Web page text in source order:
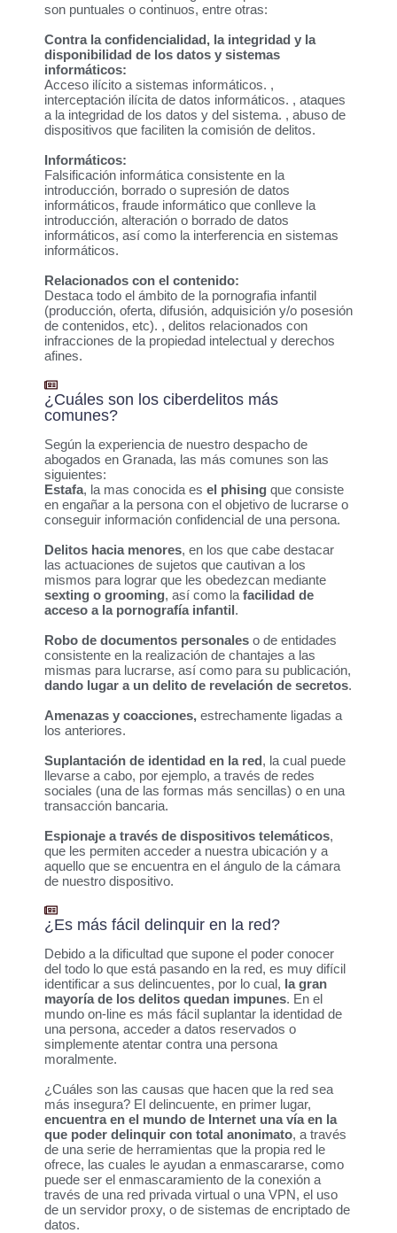
son puntuales o continuos, entre otras:
Contra la confidencialidad, la integridad y la
disponibilidad de los datos y sistemas
informáticos:
Acceso ilícito a sistemas informáticos. ,
interceptación ilícita de datos informáticos. , ataques
a la integridad de los datos y del sistema. , abuso de
dispositivos que faciliten la comisión de delitos.
Informáticos:
Falsificación informática consistente en la
introducción, borrado o supresión de datos
informáticos, fraude informático que conlleve la
introducción, alteración o borrado de datos
informáticos, así como la interferencia en sistemas
informáticos.
Relacionados con el contenido:
Destaca todo el ámbito de la pornografia infantil
(producción, oferta, difusión, adquisición y/o posesión
de contenidos, etc). , delitos relacionados con
infracciones de la propiedad intelectual y derechos
afines.
¿Cuáles son los ciberdelitos más
comunes?
Según la experiencia de nuestro despacho de
abogados en Granada, las más comunes son las
siguientes:
Estafa, la mas conocida es el phising que consiste
en engañar a la persona con el objetivo de lucrarse o
conseguir información confidencial de una persona.
Delitos hacia menores, en los que cabe destacar
las actuaciones de sujetos que cautivan a los
mismos para lograr que les obedezcan mediante
sexting o grooming, así como la facilidad de
acceso a la pornografía infantil.
Robo de documentos personales o de entidades
consistente en la realización de chantajes a las
mismas para lucrarse, así como para su publicación,
dando lugar a un delito de revelación de secretos.
Amenazas y coacciones, estrechamente ligadas a
los anteriores.
Suplantación de identidad en la red, la cual puede
llevarse a cabo, por ejemplo, a través de redes
sociales (una de las formas más sencillas) o en una
transacción bancaria.
Espionaje a través de dispositivos telemáticos,
que les permiten acceder a nuestra ubicación y a
aquello que se encuentra en el ángulo de la cámara
de nuestro dispositivo.
¿Es más fácil delinquir en la red?
Debido a la dificultad que supone el poder conocer
del todo lo que está pasando en la red, es muy difícil
identificar a sus delincuentes, por lo cual, la gran
mayoría de los delitos quedan impunes. En el
mundo on-line es más fácil suplantar la identidad de
una persona, acceder a datos reservados o
simplemente atentar contra una persona
moralmente.
¿Cuáles son las causas que hacen que la red sea
más insegura? El delincuente, en primer lugar,
encuentra en el mundo de Internet una vía en la
que poder delinquir con total anonimato, a través
de una serie de herramientas que la propia red le
ofrece, las cuales le ayudan a enmascararse, como
puede ser el enmascaramiento de la conexión a
través de una red privada virtual o una VPN, el uso
de un servidor proxy, o de sistemas de encriptado de
datos.